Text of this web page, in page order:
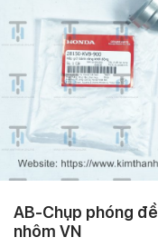
AB-Chụp phóng đề
nhôm VN